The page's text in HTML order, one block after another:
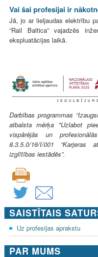
Vai šai profesijai ir
Jā, jo ar lieljaudas elektrību
“Rail Baltica” vajadzēs
ekspluatācijas laikā.
Darbības programmas
atbalsta mērķa "Uzlabot
vispārējās un
8.3.5.0/16/I/001 “Karjeras
izglītības iestādēs”.
SAISTĪTAIS
Uz profesijas aprakstu
PAR MUMS